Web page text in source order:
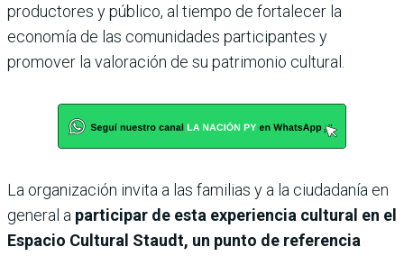
productores y público, al tiempo de fortalecer la
economía de las comunidades participantes y
promover la valoración de su patrimonio cultural.
La organización invita a las familias y a la ciudadanía en
general a participar de esta experiencia cultural en el
Espacio Cultural Staudt, un punto de referencia